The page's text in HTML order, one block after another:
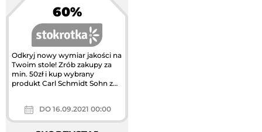
60%
Odkryj nowy wymiar jakości na
Twoim stole! Zrób zakupy za
min. 50zł i kup wybrany
produkt Carl Schmidt Sohn z
DO 16.09.2021 00:00